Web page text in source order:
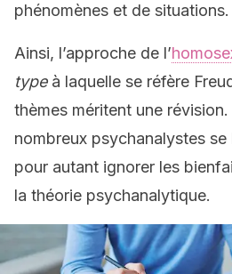
phénomènes et de situations.
Ainsi, l’approche de l’
typeà laquelle se réfère
thèmes méritent une
nombreux psychanalystes
pour autant ignorer les
la théorie psychanalytique.